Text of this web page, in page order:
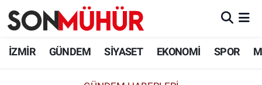
İZMİR GÜNDEM SİYASET EKONOMİ SPOR
İzmir Nöbetçi Eczaneler